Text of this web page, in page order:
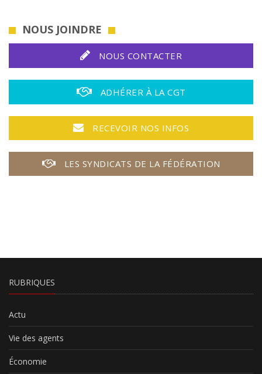
NOUS JOINDRE
NOUS CONTACTER
ADHÉRER À LA CGT
RECEVOIR NOS INFOS
LES SYNDICATS DE LA FÉDÉRATION
RUBRIQUES
Actu
Vie des agents
Économie